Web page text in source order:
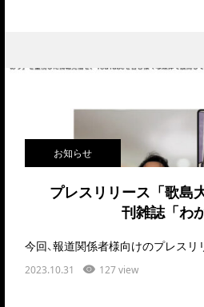
お知らせ
プレスリリース「歌島
刊雑誌「わ
2023.10.31 127 view